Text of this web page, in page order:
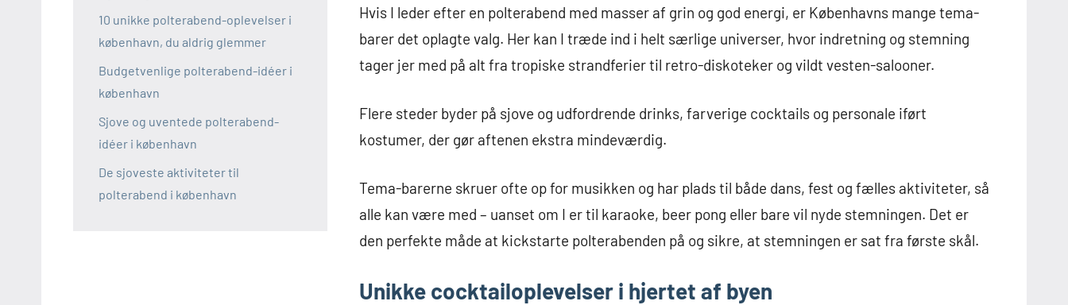
Hvis I leder efter en polterabend med masser af grin og god energi, er Københavns mange tema-
barer det oplagte valg. Her kan I træde ind i helt særlige universer, hvor indretning og stemning
tager jer med på alt fra tropiske strandferier til retro-diskoteker og vildt vesten-salooner.
Flere steder byder på sjove og udfordrende drinks, farverige cocktails og personale iført
kostumer, der gør aftenen ekstra mindeværdig.
Tema-barerne skruer ofte op for musikken og har plads til både dans, fest og fælles aktiviteter, så
alle kan være med – uanset om I er til karaoke, beer pong eller bare vil nyde stemningen. Det er
den perfekte måde at kickstarte polterabenden på og sikre, at stemningen er sat fra første skål.
Unikke cocktailoplevelser i hjertet af byen
10 unikke polterabend-oplevelser i
københavn, du aldrig glemmer
Budgetvenlige polterabend-idéer i
københavn
Sjove og uventede polterabend-
idéer i københavn
De sjoveste aktiviteter til
polterabend i københavn